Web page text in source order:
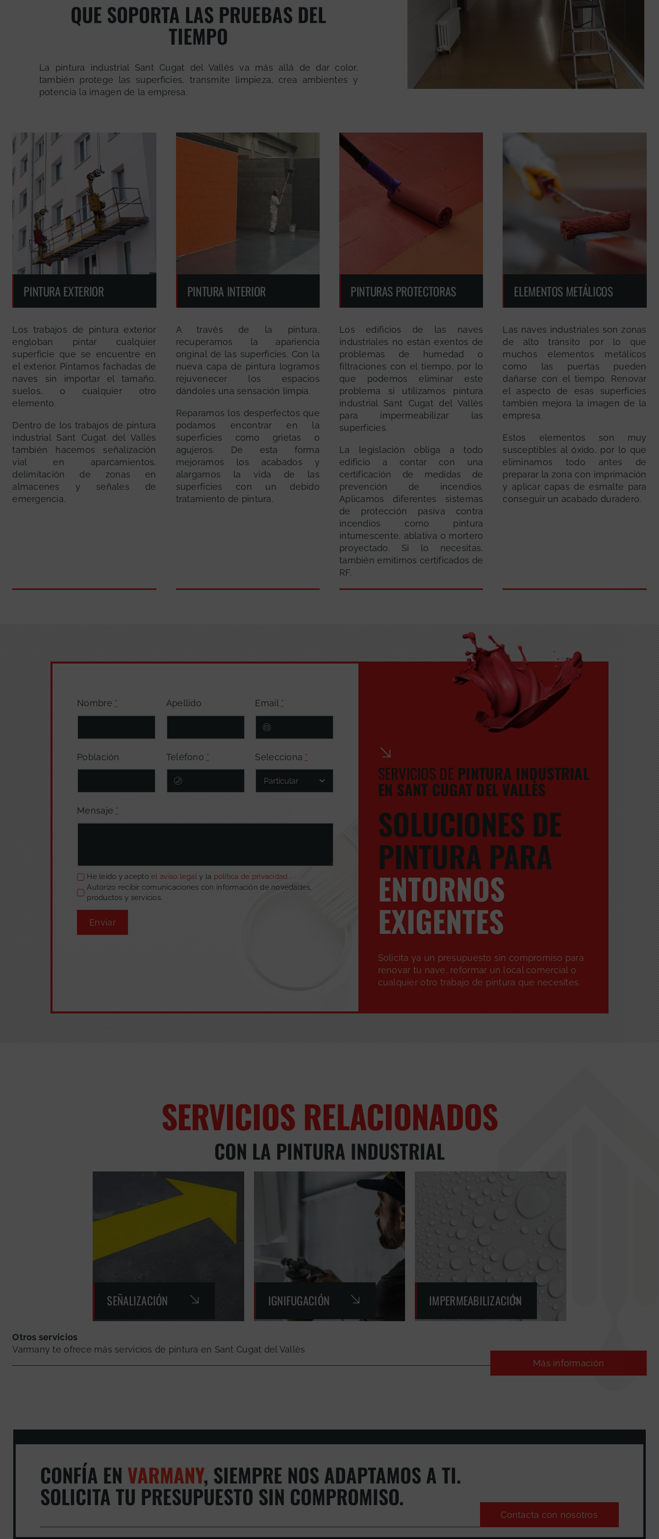
QUE SOPORTA LAS PRUEBAS DEL
TIEMPO
La pintura industrial Sant Cugat del Vallès va más allá de dar color,
también protege las superficies, transmite limpieza, crea ambientes y
potencia la imagen de la empresa.
PINTURA EXTERIOR
Los trabajos de pintura exterior
engloban pintar cualquier
superficie que se encuentre en
el exterior. Pintamos fachadas de
naves sin importar el tamaño,
suelos, o cualquier otro
elemento.
Dentro de los trabajos de pintura
industrial Sant Cugat del Vallès
también hacemos señalización
vial en aparcamientos,
delimitación de zonas en
almacenes y señales de
emergencia.
PINTURA INTERIOR
A través de la pintura,
recuperamos la apariencia
original de las superficies. Con la
nueva capa de pintura logramos
rejuvenecer los espacios
dándoles una sensación limpia.
Reparamos los desperfectos que
podamos encontrar en la
superficies como grietas o
agujeros. De esta forma
mejoramos los acabados y
alargamos la vida de las
superficies con un debido
tratamiento de pintura.
PINTURAS PROTECTORAS
Los edificios de las naves
industriales no están exentos de
problemas de humedad o
filtraciones con el tiempo, por lo
que podemos eliminar este
problema si utilizamos pintura
industrial Sant Cugat del Vallès
para impermeabilizar las
superficies.
La legislación obliga a todo
edificio a contar con una
certificación de medidas de
prevención de incendios.
Aplicamos diferentes sistemas
de protección pasiva contra
incendios como pintura
intumescente, ablativa o mortero
proyectado. Si lo necesitas,
también emitimos certificados de
RF.
ELEMENTOS METÁLICOS
Las naves industriales son zonas
de alto tránsito por lo que
muchos elementos metálicos
como las puertas pueden
dañarse con el tiempo. Renovar
el aspecto de esas superficies
también mejora la imagen de la
empresa.
Estos elementos son muy
susceptibles al óxido, por lo que
eliminamos todo antes de
preparar la zona con imprimación
y aplicar capas de esmalte para
conseguir un acabado duradero.
Nombre * Apellido Email *
Población Teléfono * Selecciona *
Mensaje *
He leído y aceptoel aviso legaly la política de privacidad .
Autorizo recibir comunicaciones con información de novedades,
productos y servicios.
Enviar
SERVICIOS DE PINTURA INDUSTRIAL
EN SANT CUGAT DEL VALLÈS
SOLUCIONES DE
PINTURA PARA
ENTORNOS
EXIGENTES
Solicita ya un presupuesto sin compromiso para
renovar tu nave, reformar un local comercial o
cualquier otro trabajo de pintura que necesites.
SERVICIOS RELACIONADOS
CON LA PINTURA INDUSTRIAL
SEÑALIZACIÓN IGNIFUGACIÓN IMPERMEABILIZACIÓN
Otros servicios
Varmany te ofrece más servicios de pintura en Sant Cugat del Vallès
Más información
CONFÍA EN VARMANY, SIEMPRE NOS ADAPTAMOS A TI.
SOLICITA TU PRESUPUESTO SIN COMPROMISO.
Contacta con nosotros
GRATUITA